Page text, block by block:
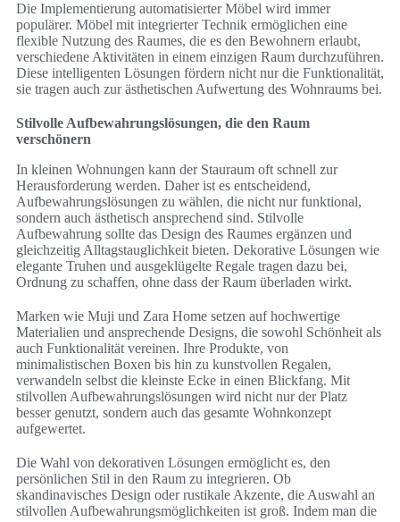
Die Implementierung automatisierter Möbel wird immer
populärer. Möbel mit integrierter Technik ermöglichen eine
flexible Nutzung des Raumes, die es den Bewohnern erlaubt,
verschiedene Aktivitäten in einem einzigen Raum durchzuführen.
Diese intelligenten Lösungen fördern nicht nur die Funktionalität,
sie tragen auch zur ästhetischen Aufwertung des Wohnraums bei.
Stilvolle Aufbewahrungslösungen, die den Raum
verschönern
In kleinen Wohnungen kann der Stauraum oft schnell zur
Herausforderung werden. Daher ist es entscheidend,
Aufbewahrungslösungen zu wählen, die nicht nur funktional,
sondern auch ästhetisch ansprechend sind. Stilvolle
Aufbewahrung sollte das Design des Raumes ergänzen und
gleichzeitig Alltagstauglichkeit bieten. Dekorative Lösungen wie
elegante Truhen und ausgeklügelte Regale tragen dazu bei,
Ordnung zu schaffen, ohne dass der Raum überladen wirkt.
Marken wie Muji und Zara Home setzen auf hochwertige
Materialien und ansprechende Designs, die sowohl Schönheit als
auch Funktionalität vereinen. Ihre Produkte, von
minimalistischen Boxen bis hin zu kunstvollen Regalen,
verwandeln selbst die kleinste Ecke in einen Blickfang. Mit
stilvollen Aufbewahrungslösungen wird nicht nur der Platz
besser genutzt, sondern auch das gesamte Wohnkonzept
aufgewertet.
Die Wahl von dekorativen Lösungen ermöglicht es, den
persönlichen Stil in den Raum zu integrieren. Ob
skandinavisches Design oder rustikale Akzente, die Auswahl an
stilvollen Aufbewahrungsmöglichkeiten ist groß. Indem man die